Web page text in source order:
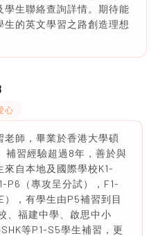
學生聯絡查詢詳情。期待能
生的英文學習之路創造理想
心
老師，畢業於香港大學碩
補習經驗超過8年，善於與
自本地及國際學校K1-
P6（專攻呈分試），F1-
，有學生由P5補習到目
、福建中學、啟思中小
等P1-S5學生補習，更